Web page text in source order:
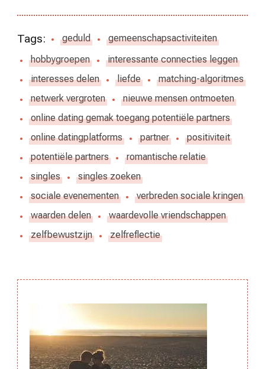
Tags: geduld
gemeenschapsactiviteiten
hobbygroepen
interessante connecties leggen
interesses delen
liefde
matching-algoritmes
netwerk vergroten
nieuwe mensen ontmoeten
online dating gemak toegang potentiële partners
online datingplatforms
partner
positiviteit
potentiële partners
romantische relatie
singles
singles zoeken
sociale evenementen
verbreden sociale kringen
waarden delen
waardevolle vriendschappen
zelfbewustzijn
zelfreflectie
Berichtnavigatie